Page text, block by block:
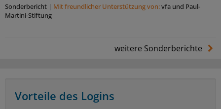
Sonderbericht | Mit freundlicher Unterstützung von:vfa und Paul-
Martini-Stiftung
weitere Sonderberichte
Vorteile des Logins